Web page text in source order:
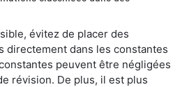
évitez de placer des
directement dans les constantes
peuvent être négligées
révision. De plus, il est plus